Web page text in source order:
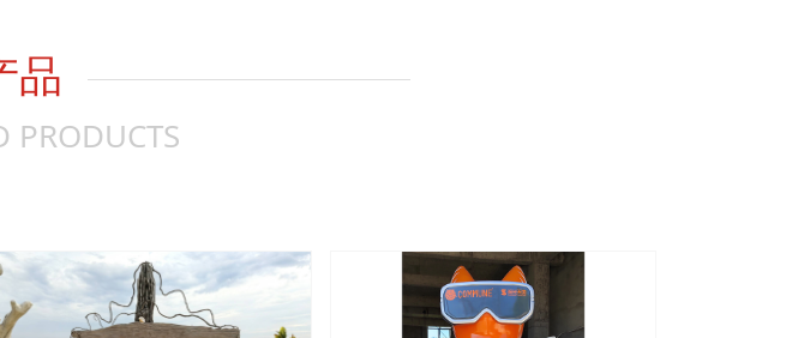
品
PRODUCTS